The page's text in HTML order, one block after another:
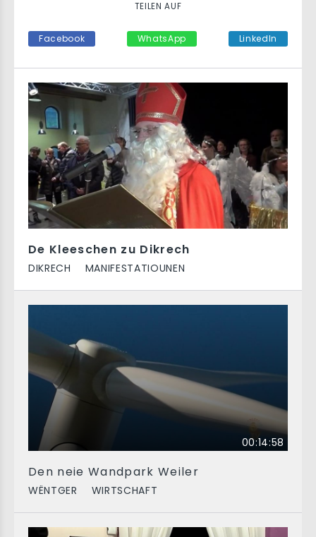
De Kleeschen zu Dikrech
DIKRECH MANIFESTATIOUNEN
00:14:58
Den neie Wandpark Weiler
WËNTGER WIRTSCHAFT
TEILEN AUF
Facebook WhatsApp LinkedIn